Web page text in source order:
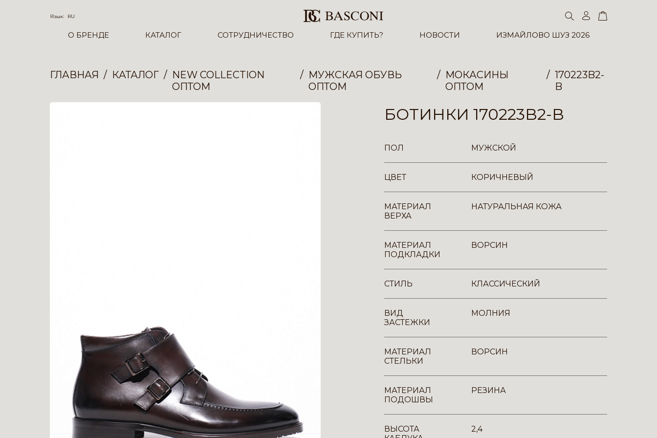
Язык: RU
О БРЕНДЕ КАТАЛОГ СОТРУДНИЧЕСТВО ГДЕ КУПИТЬ? НОВОСТИ ИЗМАЙЛОВО ШУЗ 2026
ГЛАВНАЯ КАТАЛОГ
NEW COLLECTION
ОПТОМ
МУЖСКАЯ ОБУВЬ
ОПТОМ
МОКАСИНЫ
ОПТОМ
170223B2-
B
БОТИНКИ 170223B2-B
ПОЛ МУЖСКОЙ
ЦВЕТ КОРИЧНЕВЫЙ
МАТЕРИАЛ
ВЕРХА
НАТУРАЛЬНАЯ КОЖА
МАТЕРИАЛ
ПОДКЛАДКИ
ВОРСИН
СТИЛЬ КЛАССИЧЕСКИЙ
ВИД
ЗАСТЕЖКИ
МОЛНИЯ
МАТЕРИАЛ
СТЕЛЬКИ
ВОРСИН
МАТЕРИАЛ
ПОДОШВЫ
РЕЗИНА
ВЫСОТА
2,4